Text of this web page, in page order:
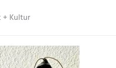
+ Kultur